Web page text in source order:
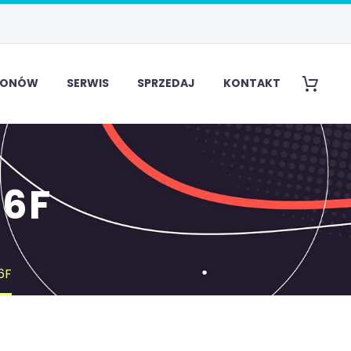
SERWIS SPRZEDAJ KONTAKT